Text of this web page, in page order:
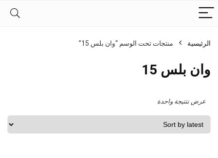
الرئيسية منتجات تحت الوسم “وان بلس 15”
وان بلس 15
عرض نتتيجة واحدة